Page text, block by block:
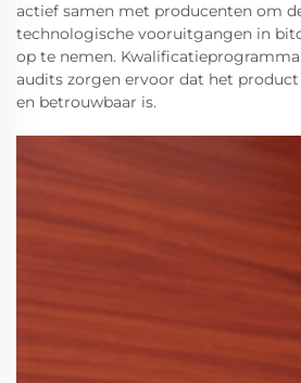
actief samen met producenten om
technologische vooruitgangen in
op te nemen.
audits zorgen ervoor dat het
en betrouwbaar is.